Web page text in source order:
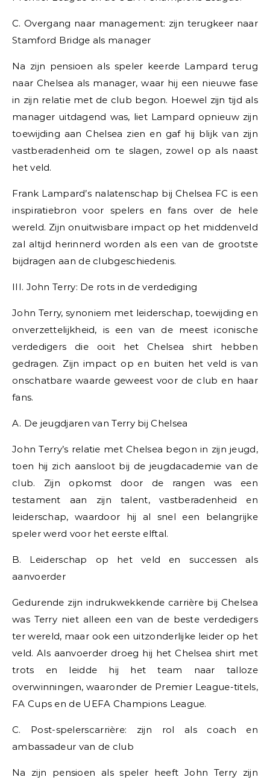
C. Overgang naar management: zijn terugkeer naar
Stamford Bridge als manager
Na zijn pensioen als speler keerde Lampard terug
naar Chelsea als manager, waar hij een nieuwe fase
in zijn relatie met de club begon. Hoewel zijn tijd als
manager uitdagend was, liet Lampard opnieuw zijn
toewijding aan Chelsea zien en gaf hij blijk van zijn
vastberadenheid om te slagen, zowel op als naast
het veld.
Frank Lampard’s nalatenschap bij Chelsea FC is een
inspiratiebron voor spelers en fans over de hele
wereld. Zijn onuitwisbare impact op het middenveld
zal altijd herinnerd worden als een van de grootste
bijdragen aan de clubgeschiedenis.
III. John Terry: De rots in de verdediging
John Terry, synoniem met leiderschap, toewijding en
onverzettelijkheid, is een van de meest iconische
verdedigers die ooit het Chelsea shirt hebben
gedragen. Zijn impact op en buiten het veld is van
onschatbare waarde geweest voor de club en haar
fans.
A. De jeugdjaren van Terry bij Chelsea
John Terry’s relatie met Chelsea begon in zijn jeugd,
toen hij zich aansloot bij de jeugdacademie van de
club. Zijn opkomst door de rangen was een
testament aan zijn talent, vastberadenheid en
leiderschap, waardoor hij al snel een belangrijke
speler werd voor het eerste elftal.
B. Leiderschap op het veld en successen als
aanvoerder
Gedurende zijn indrukwekkende carrière bij Chelsea
was Terry niet alleen een van de beste verdedigers
ter wereld, maar ook een uitzonderlijke leider op het
veld. Als aanvoerder droeg hij het Chelsea shirt met
trots en leidde hij het team naar talloze
overwinningen, waaronder de Premier League-titels,
FA Cups en de UEFA Champions League.
C. Post-spelerscarrière: zijn rol als coach en
ambassadeur van de club
Na zijn pensioen als speler heeft John Terry zijn